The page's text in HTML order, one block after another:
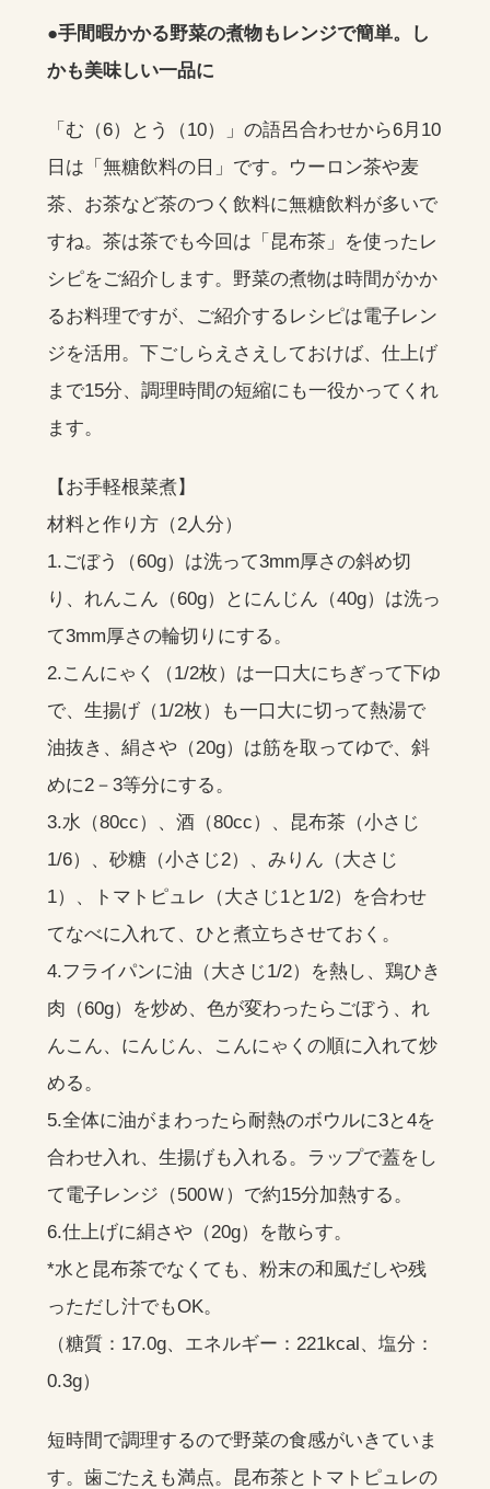
●手間暇かかる野菜の煮物もレンジで簡単。し
かも美味しい一品に
「む（6）とう（10）」の語呂合わせから6月10
日は「無糖飲料の日」です。ウーロン茶や麦
茶、お茶など茶のつく飲料に無糖飲料が多いで
すね。茶は茶でも今回は「昆布茶」を使ったレ
シピをご紹介します。野菜の煮物は時間がかか
るお料理ですが、ご紹介するレシピは電子レン
ジを活用。下ごしらえさえしておけば、仕上げ
まで15分、調理時間の短縮にも一役かってくれ
ます。
【お手軽根菜煮】
材料と作り方（2人分）
1.ごぼう（60g）は洗って3mm厚さの斜め切
り、れんこん（60g）とにんじん（40g）は洗っ
て3mm厚さの輪切りにする。
2.こんにゃく（1/2枚）は一口大にちぎって下ゆ
で、生揚げ（1/2枚）も一口大に切って熱湯で
油抜き、絹さや（20g）は筋を取ってゆで、斜
めに2－3等分にする。
3.水（80cc）、酒（80cc）、昆布茶（小さじ
1/6）、砂糖（小さじ2）、みりん（大さじ
1）、トマトピュレ（大さじ1と1/2）を合わせ
てなべに入れて、ひと煮立ちさせておく。
4.フライパンに油（大さじ1/2）を熱し、鶏ひき
肉（60g）を炒め、色が変わったらごぼう、れ
んこん、にんじん、こんにゃくの順に入れて炒
める。
5.全体に油がまわったら耐熱のボウルに3と4を
合わせ入れ、生揚げも入れる。ラップで蓋をし
て電子レンジ（500Ｗ）で約15分加熱する。
6.仕上げに絹さや（20g）を散らす。
*水と昆布茶でなくても、粉末の和風だしや残
っただし汁でもOK。
（糖質：17.0g、エネルギー：221kcal、塩分：
0.3g）
短時間で調理するので野菜の食感がいきていま
す。歯ごたえも満点。昆布茶とトマトピュレの